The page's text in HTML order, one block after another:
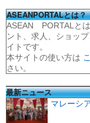
ASEANPORTALとは？
ASEAN PORTALと
ント、求人、ショッ
イトです。
本サイトの使い方は
さい。
最新ニュース
マレーシ